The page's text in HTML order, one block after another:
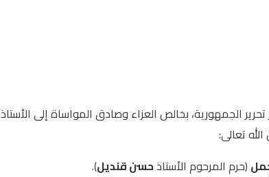
تحرير الجمهورية، بخالص العزاء وصادق المواساة إلى الأستاذ
تعالى:
(حرم المرحوم الأستاذحسن قنديل).